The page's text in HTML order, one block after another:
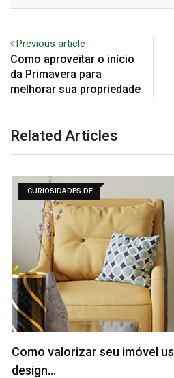
Previous article
Como aproveitar o início
da Primavera para
melhorar sua propriedade
Related Articles
CURIOSIDADES DF
Como valorizar seu imóvel
design…